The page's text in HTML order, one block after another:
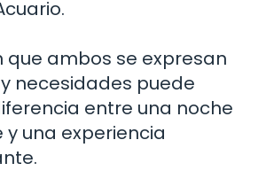
que ambos se expresan
necesidades puede
entre una noche
una experiencia